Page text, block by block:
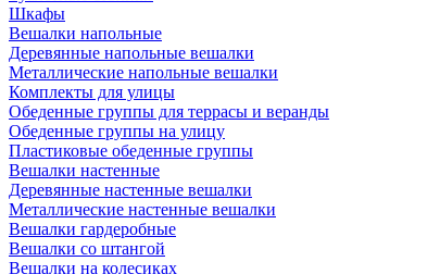
Шкафы
Вешалки напольные
Деревянные напольные вешалки
Металлические напольные вешалки
Комплекты для улицы
Обеденные группы для террасы и веранды
Обеденные группы на улицу
Пластиковые обеденные группы
Вешалки настенные
Деревянные настенные вешалки
Металлические настенные вешалки
Вешалки гардеробные
Вешалки со штангой
Вешалки на колесиках